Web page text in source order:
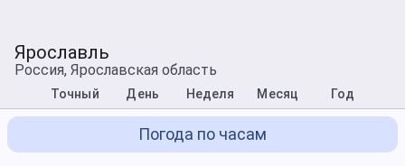
Ярославль
Россия, Ярославская область
Точный День Неделя Месяц Год
Погода по часам